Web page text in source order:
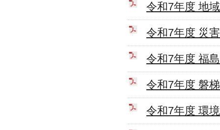
令和7年度 地
令和7年度 災
令和7年度 福
令和7年度 磐
令和7年度 環